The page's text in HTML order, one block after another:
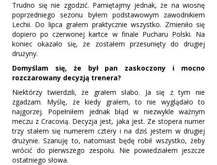
Trudno się nie zgodzić. Pamiętajmy jednak, że na wiosnę
poprzedniego sezonu byłem podstawowym zawodnikiem
Lechii. Do lipca grałem praktycznie wszystko. Zmieniło się
dopiero po czerwonej kartce w finale Pucharu Polski. Na
koniec okazało się, że zostałem przesunięty do drugiej
drużyny.
Domyślam się, że był pan zaskoczony i mocno
rozczarowany decyzją trenera?
Niektórzy twierdzili, że grałem słabo. Ja się z tym nie
zgadzam. Myślę, że kiedy grałem, to nie wyglądało to
najgorzej. Popełniłem jednak błąd w niezwykle ważnym
meczu z Cracovią. Decyzja jest, jaka jest. Ze stopera numer
trzy stałem się numerem cztery i na dziś jestem w drugiej
drużynie. Szanuję to, natomiast będę robił wszystko, żeby
wrócić do pierwszego zespołu. Nie powiedziałem jeszcze
ostatniego słowa.